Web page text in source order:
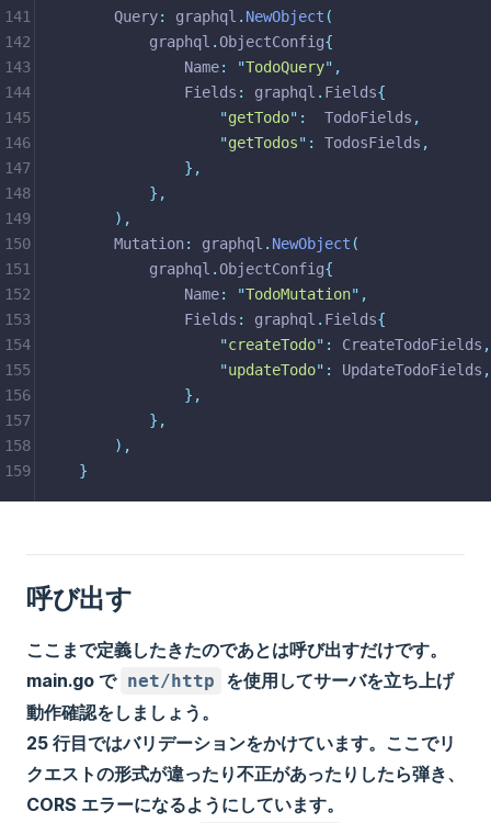
	Query
: graphql . NewObject (
		graphql
.ObjectConfig{
			Name
: "TodoQuery" ,
			Fields
: graphql . Fields{
"getTodo" :
  TodoFields
,
"getTodos" : TodosFields ,
},
},
),
	Mutation
: graphql . NewObject (
		graphql
.ObjectConfig{
			Name
: "TodoMutation" ,
			Fields
: graphql . Fields{
"createTodo" : CreateTodoFields ,
"updateTodo" : UpdateTodoFields ,
},
},
),
}
141
142
143
144
145
146
147
148
149
150
151
152
153
154
155
156
157
158
159
呼び出す
ここまで定義したきたのであとは呼び出すだけです。
main.go で net/http
を使用してサーバを立ち上げ
動作確認をしましょう。
25 行目ではバリデーションをかけています。ここでリ
クエストの形式が違ったり不正があったりしたら弾き、
CORS エラーになるようにしています。